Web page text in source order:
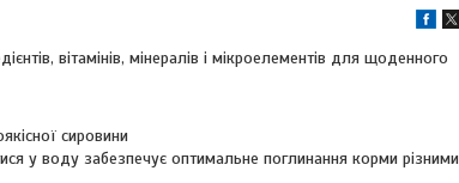
вітамінів, мінералів і мікроелементів для щоденного
сировини
у воду забезпечує оптимальне поглинання корми різними